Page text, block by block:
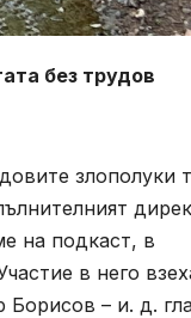
без трудов
злополуки
на подкаст, в
в него
– и. д.